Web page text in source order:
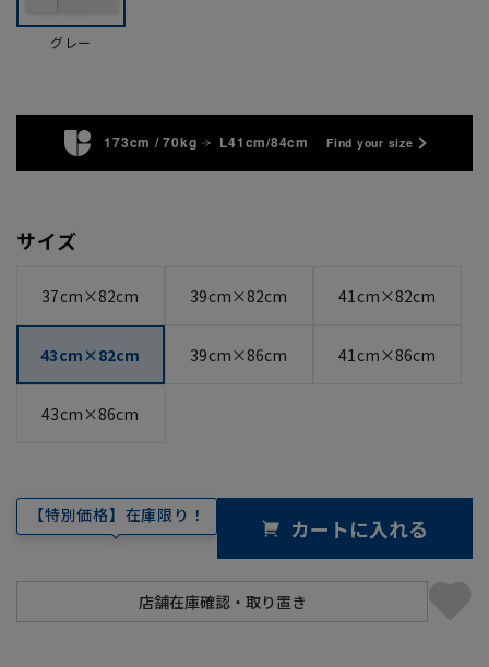
グレー
173cm / 70kg L41cm/84cm Find your size
サイズ
37cm×82cm 39cm×82cm 41cm×82cm
43cm×82cm 39cm×86cm 41cm×86cm
43cm×86cm
【特別価格】在庫限り！ カートに入れる